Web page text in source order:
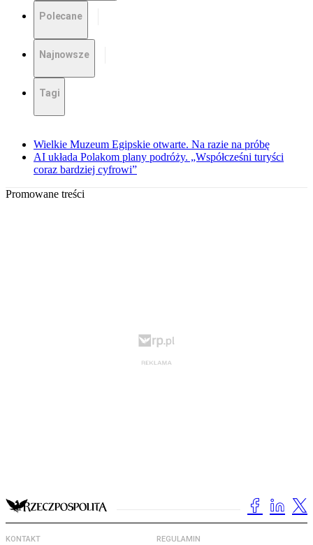
Polecane
Najnowsze
Tagi
Wielkie Muzeum Egipskie otwarte. Na razie na próbę
AI układa Polakom plany podróży. „Współcześni turyści
coraz bardziej cyfrowi”
Promowane treści
KONTAKT REGULAMIN